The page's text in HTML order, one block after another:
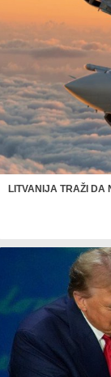
LITVANIJA TRAŽI DA